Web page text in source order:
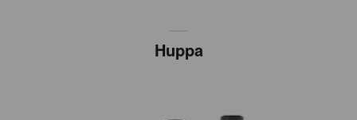
Huppa